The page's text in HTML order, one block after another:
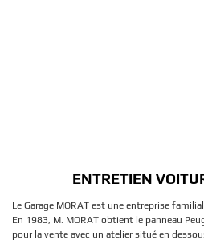
ENTRETIEN
Le Garage MORAT est une entreprise
En 1983, M. MORAT obtient le panneau
pour la vente avec un atelier situé en